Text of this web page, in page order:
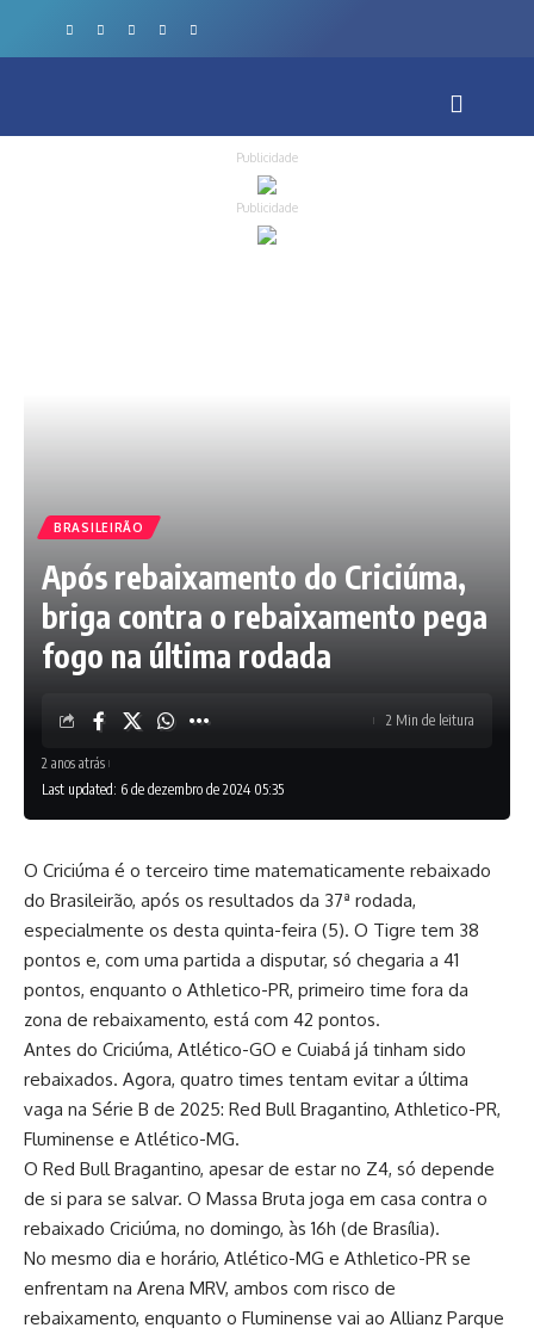
Publicidade
Publicidade
BRASILEIRÃO
Após rebaixamento do Criciúma,
briga contra o rebaixamento pega
fogo na última rodada
Last updated: 6 de dezembro de 2024 05:35
2 anos atrás
2 Min de leitura
O Criciúma é o terceiro time matematicamente rebaixado
do Brasileirão, após os resultados da 37ª rodada,
especialmente os desta quinta-feira (5). O Tigre tem 38
pontos e, com uma partida a disputar, só chegaria a 41
pontos, enquanto o Athletico-PR, primeiro time fora da
zona de rebaixamento, está com 42 pontos.
Antes do Criciúma, Atlético-GO e Cuiabá já tinham sido
rebaixados. Agora, quatro times tentam evitar a última
vaga na Série B de 2025: Red Bull Bragantino, Athletico-PR,
Fluminense e Atlético-MG.
O Red Bull Bragantino, apesar de estar no Z4, só depende
de si para se salvar. O Massa Bruta joga em casa contra o
rebaixado Criciúma, no domingo, às 16h (de Brasília).
No mesmo dia e horário, Atlético-MG e Athletico-PR se
enfrentam na Arena MRV, ambos com risco de
rebaixamento, enquanto o Fluminense vai ao Allianz Parque